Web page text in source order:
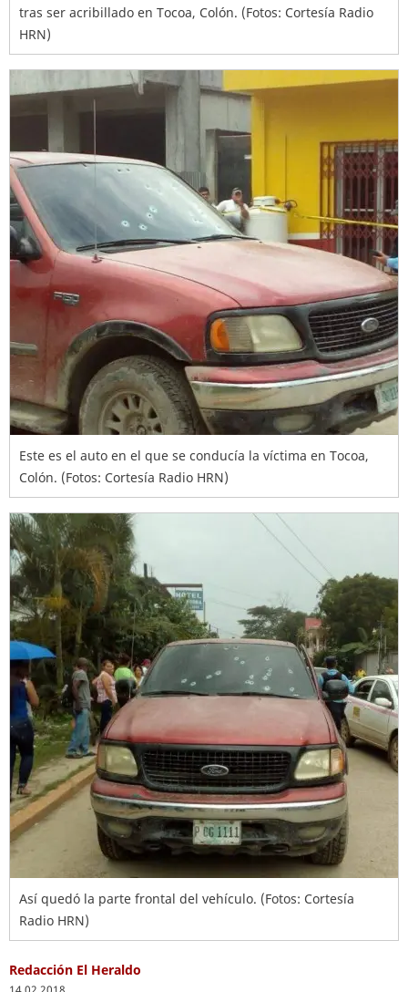
tras ser acribillado en Tocoa, Colón. (Fotos: Cortesía Radio
HRN)
Este es el auto en el que se conducía la víctima en Tocoa,
Colón. (Fotos: Cortesía Radio HRN)
Así quedó la parte frontal del vehículo. (Fotos: Cortesía
Radio HRN)
Redacción El Heraldo